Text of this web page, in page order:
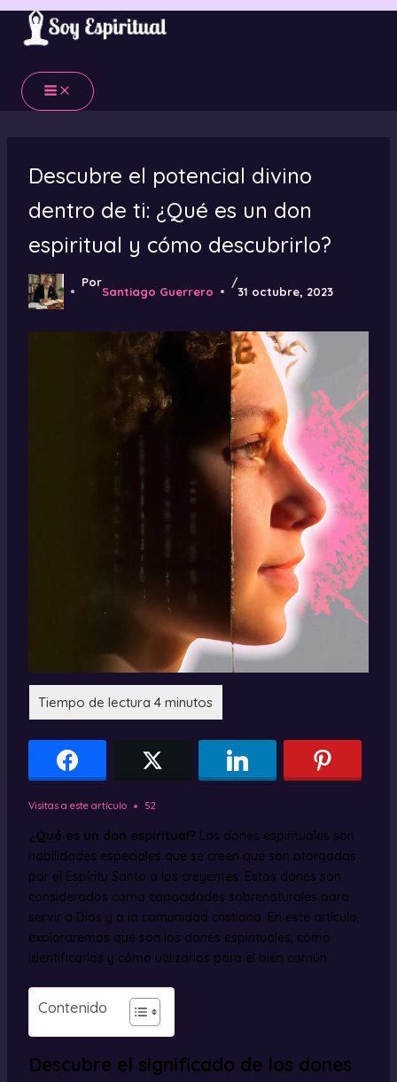
Ir
contenido
Descubre el potencial divino
dentro de ti: ¿Qué es un don
espiritual y cómo descubrirlo?
Por
Santiago Guerrero
/
31 octubre, 2023
Visitas a este artículo 52
¿Qué es un don espiritual?Los dones espirituales son
habilidades especiales que se creen que son otorgadas
por el Espíritu Santo a los creyentes. Estos dones son
considerados como capacidades sobrenaturales para
servir a Dios y a la comunidad cristiana. En este artículo,
exploraremos qué son los dones espirituales, cómo
identificarlos y cómo utilizarlos para el bien común.
Contenido
Descubre el significado de los dones